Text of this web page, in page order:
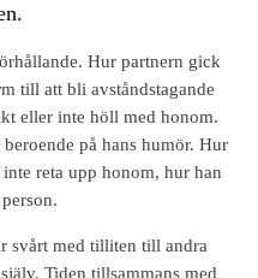
Hur partnern gick
till att bli avståndstagande
eller inte höll med honom.
på hans humör. Hur
reta upp honom, hur han
svårt med tilliten till andra
Tiden tillsammans med